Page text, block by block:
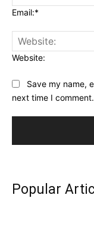
Email:*
Website:
Save my name,
next time I comment.
Popular